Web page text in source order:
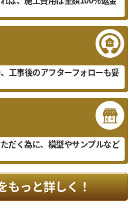
工事後のアフターフォローも妥
だく為に、模型やサンプルなど
もっと詳しく！